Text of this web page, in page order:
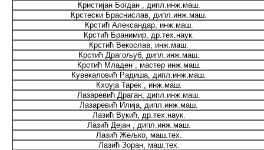
Кристијан Богдан , дипл.инж.маш.
Крстески Браснислав, дипл.инж.маш.
Крстић Александар, инж.маш.
Крстић Бранимир, др.тех.наук.
Крстић Векослав, инж.маш.
Крстић Драгољуб, дипл.инж.маш.
Крстић Младен , мастер инж.маш.
Кувекаловић Радиша, дипл.инж.маш.
Кхоуја Тарек , инж.маш.
Лазаревић Драган, дипл.инж.маш.
Лазаревић Илија, дипл.инж.маш.
Лазић Вукић, др.тех.наук.
Лазић Дејан , дипл.инж.маш.
Лазић Жељко, маш.тех.
Лазић Зоран, маш.тех.